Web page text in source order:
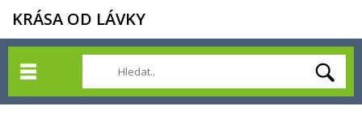
KRÁSA OD LÁVKY